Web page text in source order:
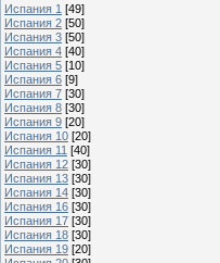
Испания 1 [49]
Испания 2 [50]
Испания 3 [50]
Испания 4 [40]
Испания 5 [10]
Испания 6 [9]
Испания 7 [30]
Испания 8 [30]
Испания 9 [20]
Испания 10 [20]
Испания 11 [40]
Испания 12 [30]
Испания 13 [30]
Испания 14 [30]
Испания 16 [30]
Испания 17 [30]
Испания 18 [30]
Испания 19 [20]